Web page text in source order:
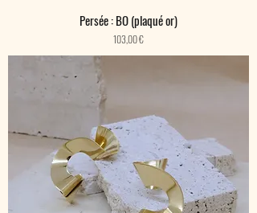
Persée : BO (plaqué or)
Prix
103,00 €